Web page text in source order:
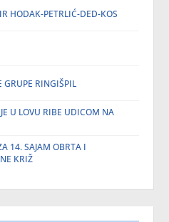
HODAK-PETRLIĆ-DED-KOS
GRUPE RINGIŠPIL
U LOVU RIBE UDICOM NA
14. SAJAM OBRTA I
KRIŽ